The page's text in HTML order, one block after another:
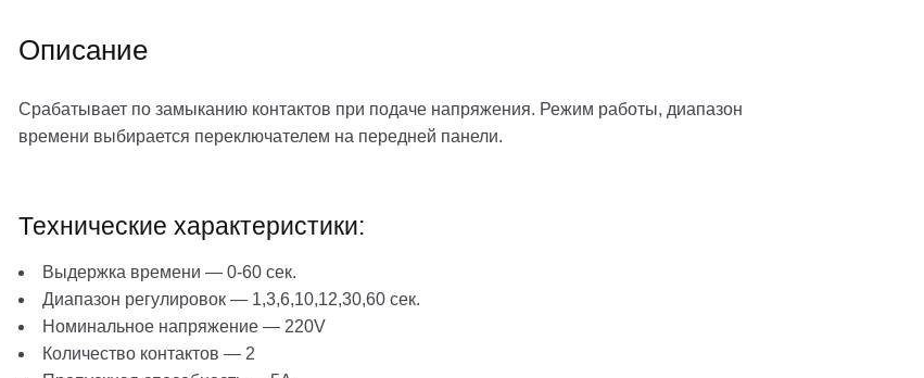
Описание
Срабатывает по замыканию контактов при подаче напряжения. Режим работы, диапазон
времени выбирается переключателем на передней панели.
Технические характеристики:
Выдержка времени — 0-60 сек.
Диапазон регулировок — 1,3,6,10,12,30,60 сек.
Номинальное напряжение — 220V
Количество контактов — 2